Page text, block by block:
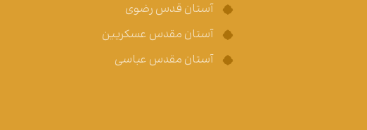
آستان قدس رضوی
آستان مقدس عسکریین
آستان مقدس عباسی